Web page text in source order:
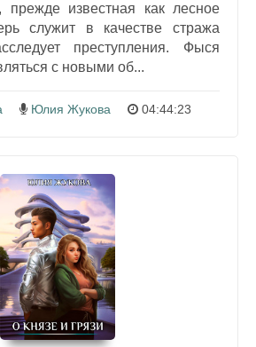
прежде известная как лесное
служит в качестве стража
преступления. Фыся
с новыми об...
Юлия Жукова 04:44:23